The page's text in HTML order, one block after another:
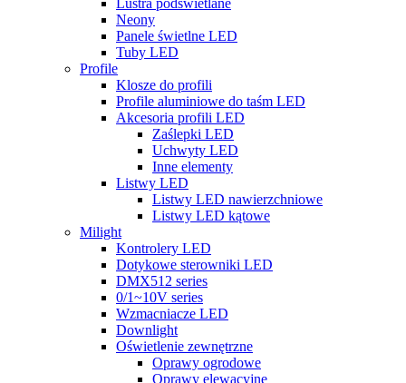
Lustra podświetlane
Neony
Panele świetlne LED
Tuby LED
Profile
Klosze do profili
Profile aluminiowe do taśm LED
Akcesoria profili LED
Zaślepki LED
Uchwyty LED
Inne elementy
Listwy LED
Listwy LED nawierzchniowe
Listwy LED kątowe
Milight
Kontrolery LED
Dotykowe sterowniki LED
DMX512 series
0/1~10V series
Wzmacniacze LED
Downlight
Oświetlenie zewnętrzne
Oprawy ogrodowe
Oprawy elewacyjne